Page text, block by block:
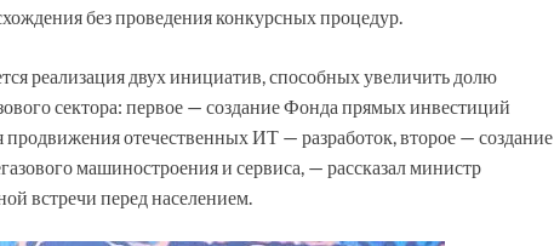
без проведения конкурсных процедур.
реализация двух инициатив, способных увеличить долю
сектора: первое — создание Фонда прямых инвестиций
продвижения отечественных ИТ — разработок, второе — создание
машиностроения и сервиса, — рассказал министр
встречи перед населением.